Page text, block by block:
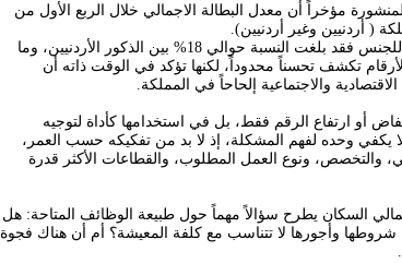
مؤخراً أن معدل البطالة الاجمالي خلال الربع الأول من
أما بين الأردنيين فقد تجاوز 21%، ووفقاً للجنس فقد بلغت النسبة حوالي 18% بين الذكور الأردنيين، وما
الأرقام تكشف تحسناً محدوداً، لكنها تؤكد في الوقت ذاته أن
والاجتماعية إلحاحاً في المملكة.
أو ارتفاع الرقم فقط، بل في استخدامها كأداة لتوجيه
يكفي وحده لفهم المشكلة، إذ لا بد من تفكيكه حسب العمر،
والتخصص، ونوع العمل المطلوب، والقطاعات الأكثر قدرة
السكان يطرح سؤالاً مهماً حول طبيعة الوظائف المتاحة: هل
شروطها وأجورها لا تتناسب مع كلفة المعيشة؟ أم أن هناك فجوة